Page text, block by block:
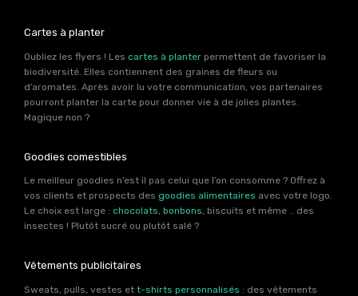
Cartes à planter
Oubliez les flyers ! Les cartes à planter permettent de favoriser la
biodiversité. Elles contiennent des graines de fleurs ou
d’aromates. Après avoir lu votre communication, vos partenaires
pourront planter la carte pour donner vie à de jolies plantes.
Magique non ?
Goodies comestibles
Le meilleur goodies n’est il pas celui que l’on consomme ? Offrez à
vos clients et prospects des goodies alimentaires avec votre logo.
Le choix est large : chocolats, bonbons, biscuits et même .. des
insectes ! Plutôt sucré ou plutôt salé ?
Vêtements publicitaires
Sweats, pulls, vestes et t-shirts personnalisés : des vêtements